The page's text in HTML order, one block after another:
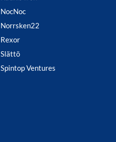
NocNoc
Norrsken22
Rexor
Slättö
Spintop Ventures